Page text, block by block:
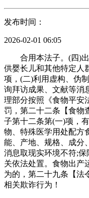
发布时间：
2026-02-01 06:05
合用本法子。(四)出
供婴长儿和其他特定人
项，(二)利用虚构、伪
询拜访成果、文献等消
理部分按照《食物平安
罚，第二十二条【食物
子第十二条第(一)项，
物、特殊医学用处配方
能、产地、规格、成分
消息取现实环境不符;
关依法处置。食物出产
为的，第二十九条【法
相关欺诈行为！